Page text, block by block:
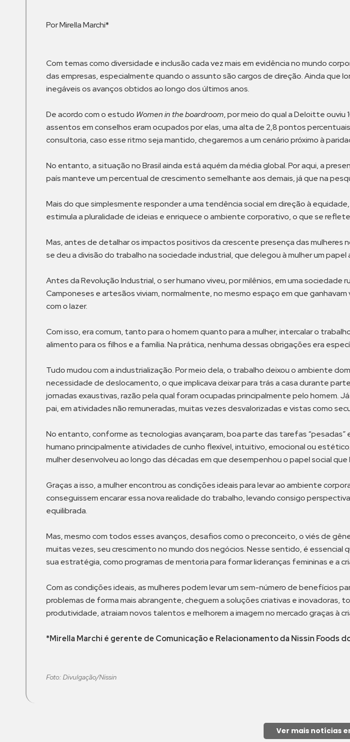
Por Mirella Marchi*
Com temas como diversidade e inclusão cada vez mais em evidência no mundo
das empresas, especialmente quando o assunto são cargos de direção. Ainda que
inegáveis os avanços obtidos ao longo dos últimos anos.
De acordo com o estudo Women in the boardroom, por meio do qual a Deloitte ouviu
assentos em conselhos eram ocupados por elas, uma alta de 2,8 pontos
consultoria, caso esse ritmo seja mantido, chegaremos a um cenário próximo à
No entanto, a situação no Brasil ainda está aquém da média global. Por aqui, a
país manteve um percentual de crescimento semelhante aos demais, já que na
Mais do que simplesmente responder a uma tendência social em direção à
estimula a pluralidade de ideias e enriquece o ambiente corporativo, o que se
Mas, antes de detalhar os impactos positivos da crescente presença das mulheres
se deu a divisão do trabalho na sociedade industrial, que delegou à mulher um
Antes da Revolução Industrial, o ser humano viveu, por milênios, em uma sociedade
Camponeses e artesãos viviam, normalmente, no mesmo espaço em que
com o lazer.
Com isso, era comum, tanto para o homem quanto para a mulher, intercalar o
alimento para os filhos e a família. Na prática, nenhuma dessas obrigações era
Tudo mudou com a industrialização. Por meio dela, o trabalho deixou o ambiente
necessidade de deslocamento, o que implicava deixar para trás a casa durante
jornadas exaustivas, razão pela qual foram ocupadas principalmente pelo homem.
pai, em atividades não remuneradas, muitas vezes desvalorizadas e vistas como
No entanto, conforme as tecnologias avançaram, boa parte das tarefas
humano principalmente atividades de cunho flexível, intuitivo, emocional ou
mulher desenvolveu ao longo das décadas em que desempenhou o papel social
Graças a isso, a mulher encontrou as condições ideais para levar ao ambiente
conseguissem encarar essa nova realidade do trabalho, levando consigo
equilibrada.
Mas, mesmo com todos esses avanços, desafios como o preconceito, o viés de
muitas vezes, seu crescimento no mundo dos negócios. Nesse sentido, é
sua estratégia, como programas de mentoria para formar lideranças femininas e a
Com as condições ideais, as mulheres podem levar um sem-número de benefícios
problemas de forma mais abrangente, cheguem a soluções criativas e inovadoras,
produtividade, atraiam novos talentos e melhorem a imagem no mercado graças à
*Mirella Marchi é gerente de Comunicação e Relacionamento da Nissin Foods
Foto: Divulgação/Nissin
Ver mais notícias